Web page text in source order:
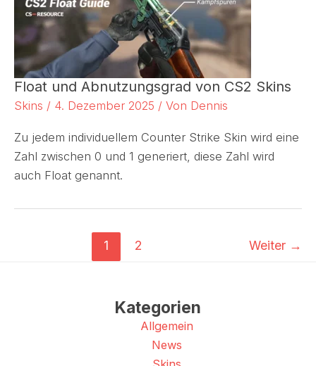
Float und Abnutzungsgrad von CS2 Skins
Skins / 4. Dezember 2025 / Von Dennis
Zu jedem individuellem Counter Strike Skin wird eine
Zahl zwischen 0 und 1 generiert, diese Zahl wird
auch Float genannt.
1 2 Weiter →
Kategorien
Allgemein
News